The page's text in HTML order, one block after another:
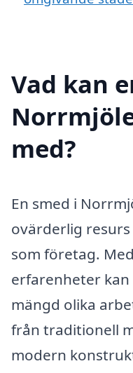
Vad kan
med?
En smed i
ovärderlig
som företag.
erfarenheter
mängd olika
från traditionell
modern